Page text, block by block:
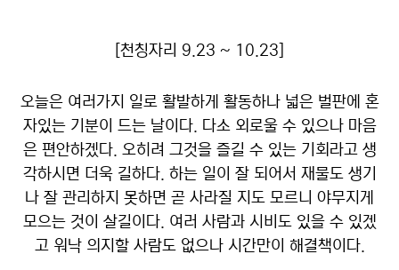
[천칭자리 9.23 ~ 10.23]
오늘은 여러가지 일로 활발하게 활동하나 넓은 벌판에 혼
자있는 기분이 드는 날이다. 다소 외로울 수 있으나 마음
은 편안하겠다. 오히려 그것을 즐길 수 있는 기회라고 생
각하시면 더욱 길하다. 하는 일이 잘 되어서 재물도 생기
나 잘 관리하지 못하면 곧 사라질 지도 모르니 야무지게
모으는 것이 살길이다. 여러 사람과 시비도 있을 수 있겠
고 워낙 의지할 사람도 없으나 시간만이 해결책이다.